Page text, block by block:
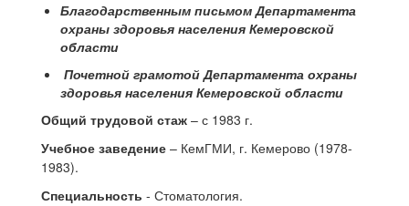
Благодарственным письмом Департамента
охраны здоровья населения Кемеровской
области
Почетной грамотой Департамента охраны
здоровья населения Кемеровской области
Общий трудовой стаж – с 1983 г.
Учебное заведение – КемГМИ, г. Кемерово (1978-
1983).
Специальность - Стоматология.